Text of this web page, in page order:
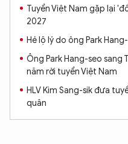
Tuyển Việt Nam gặp lại
2027
Hé lộ lý do ông Park
Ông Park Hang-seo sang
năm rời tuyển Việt Nam
HLV Kim Sang-sik đưa
quân